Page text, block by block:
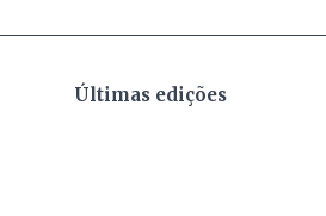
Últimas edições